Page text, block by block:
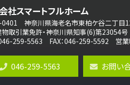
4ＬＤＫ
海老名駅
バ18分 ・歩6分
感のある角地区画。車３台並列駐車可
す。 …
3,180万円
社スマートフルホーム
0401 神奈川県海老名市東柏ケ谷二丁目
取引業免許・神奈川県知事(6)第23054号
259-5563 FAX：046-259-5592 営業
046-259-5563 お問い